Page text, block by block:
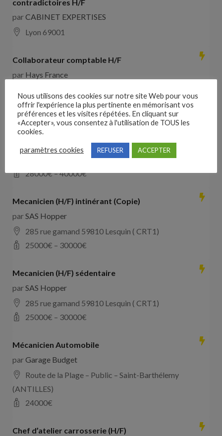
contradictoires H/F
parCABINET EXPERTISES
Lyon 69001
Collaborateur comptable H/F
par Hays France
Comducteur poids lourd avec expérience dans les
travaux publics
les landes de cassentin RD910
28000€ –40000€
Mecanicien (H/F) intinérant (Copie)
parSAS Hopper
285 rue gamand 59810 Lesquin ( CRT1)
25000€ – 30000€
Mecanicien (H/F) sédentaire
parSAS Hopper
285 rue gamand 59810 Lesquin ( CRT1)
25000€ – 30000€
Mécanicien Automobile
parGarage Budget
Route de la Plage – Public – Saint-Barthélemy
(ANTILLES)
24000€
Chef d’atelier carrosserie (H/F)
Nous utilisons des cookies sur notre site Web pour vous
offrir l'expérience la plus pertinente en mémorisant vos
préférences et les visites répétées. En cliquant sur
«Accepter», vous consentez à l'utilisation de TOUS les
cookies.
paramètres cookies REFUSER ACCEPTER